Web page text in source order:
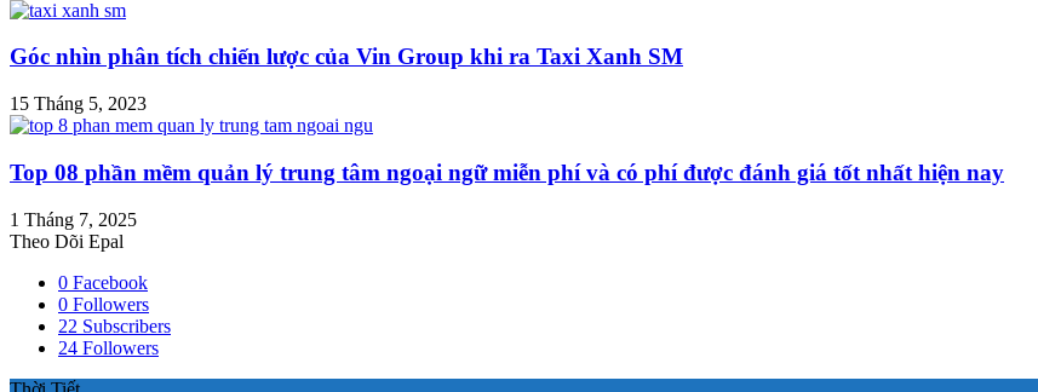
Góc nhìn phân tích chiến lược của Vin Group khi ra Taxi Xanh SM
15 Tháng 5, 2023
Top 08 phần mềm quản lý trung tâm ngoại ngữ miễn phí và có phí được đánh giá tốt nhất hiện nay
1 Tháng 7, 2025
Theo Dõi Epal
0 Facebook
0 Followers
22 Subscribers
24 Followers